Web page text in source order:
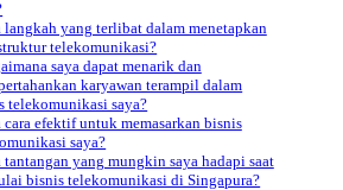
langkah yang terlibat dalam menetapkan
telekomunikasi?
saya dapat menarik dan
karyawan terampil dalam
telekomunikasi saya?
cara efektif untuk memasarkan bisnis
saya?
tantangan yang mungkin saya hadapi saat
bisnis telekomunikasi di Singapura?